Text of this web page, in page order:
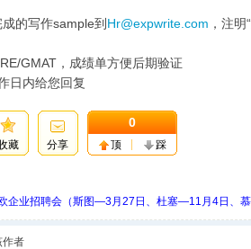
的写作sample到 Hr@expwrite.com ，注
GMAT，成绩单方便后期验证
内给您回复
藏 分享
0
顶 踩
企业招聘会（斯图—3月27日、杜塞—11月4日、
作者